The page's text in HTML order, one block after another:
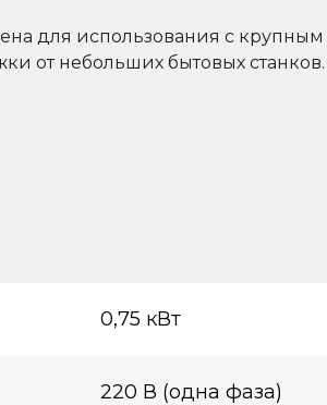
для использования с
от небольших бытовых станков.
0,75 кВт
220 В (одна фаза)